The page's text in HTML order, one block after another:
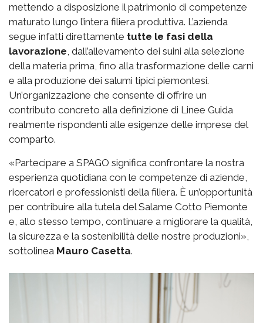
mettendo a disposizione il patrimonio di competenze
maturato lungo l’intera filiera produttiva. L’azienda
segue infatti direttamente tutte le fasi della
lavorazione , dall’allevamento dei suini alla selezione
della materia prima, fino alla trasformazione delle carni
e alla produzione dei salumi tipici piemontesi.
Un’organizzazione che consente di offrire un
contributo concreto alla definizione di Linee Guida
realmente rispondenti alle esigenze delle imprese del
comparto.
«Partecipare a SPAGO significa confrontare la nostra
esperienza quotidiana con le competenze di aziende,
ricercatori e professionisti della filiera. È un’opportunità
per contribuire alla tutela del Salame Cotto Piemonte
e, allo stesso tempo, continuare a migliorare la qualità,
la sicurezza e la sostenibilità delle nostre produzioni»,
sottolinea Mauro Casetta.